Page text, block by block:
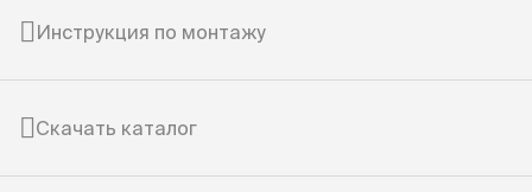
Инструкция по монтажу
Скачать каталог